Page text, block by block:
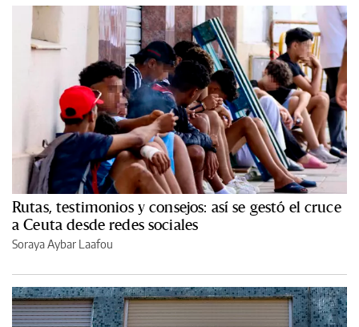
Rutas, testimonios y consejos: así se gestó el cruce
a Ceuta desde redes sociales
Soraya Aybar Laafou